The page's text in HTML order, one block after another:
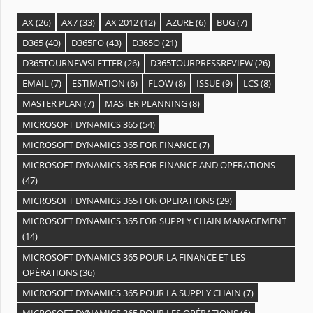
AX(26) AX7(33) AX 2012(12) AZURE(6) BUG(7)
D365(40) D365FO(43) D365O(21)
D365TOURNEWSLETTER(26) D365TOURPRESSREVIEW(26)
EMAIL(7) ESTIMATION (6) FLOW(8) ISSUE(9) LCS(8)
MASTER PLAN (7) MASTER PLANNING(8)
MICROSOFT DYNAMICS 365(54)
MICROSOFT DYNAMICS 365 FOR FINANCE(7)
MICROSOFT DYNAMICS 365 FOR FINANCE AND OPERATIONS
(47)
MICROSOFT DYNAMICS 365 FOR OPERATIONS(29)
MICROSOFT DYNAMICS 365 FOR SUPPLY CHAIN MANAGEMENT
(14)
MICROSOFT DYNAMICS 365 POUR LA FINANCE ET LES
OPÉRATIONS(36)
MICROSOFT DYNAMICS 365 POUR LA SUPPLY CHAIN (7)